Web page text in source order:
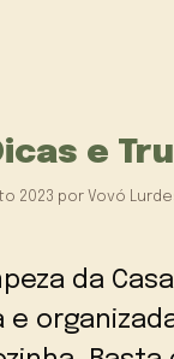
e
2023 por Vovó
da
e